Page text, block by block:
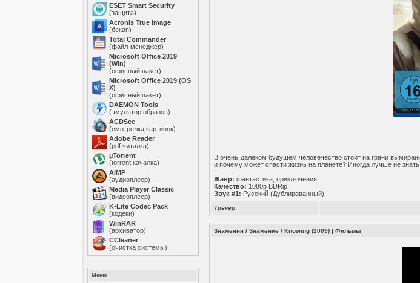
ESET Smart Security
(защита)
Acronis True Image
(бекап)
Total Commander
(файл-менеджер)
Microsoft Office 2019
(Win)
(офисный пакет)
Microsoft Office 2019 (OS
X)
(офисный пакет)
DAEMON Tools
(эмулятор образов)
ACDSee
(смотрелка картинок)
Adobe Reader
(pdf читалка)
µTorrent
(torrent качалка)
AIMP
(аудиоплеер)
Media Player Classic
(видеоплеер)
K-Lite Codec Pack
(кодеки)
WinRAR
(архиватор)
ССleaner
(очистка системы)
Меню
В очень далёком будущем человечество стоит на грани
и почему может спасти жизнь на планете? Иногда лучше не знать
Жанр: фантастика, приключения
Качество: 1080p BDRip
Звук #1: Русский (Дублированный)
Трекер
Знамення / Знамение / Knowing (2009) |Фильмы